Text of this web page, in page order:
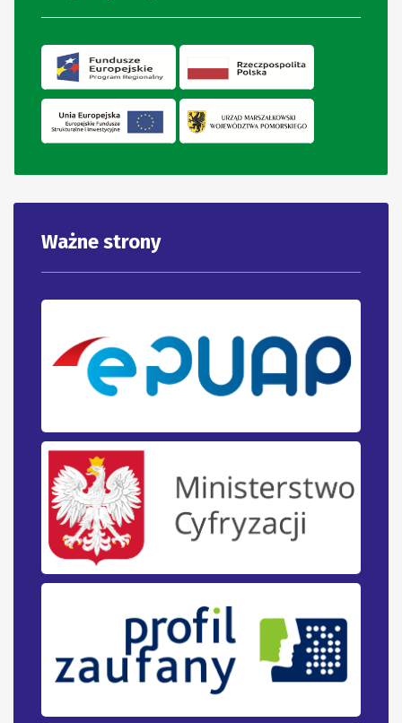
Ważne strony